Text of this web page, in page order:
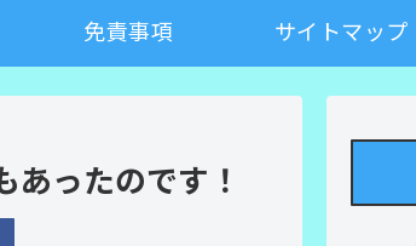
免責事項 サイトマップ
ったのです！